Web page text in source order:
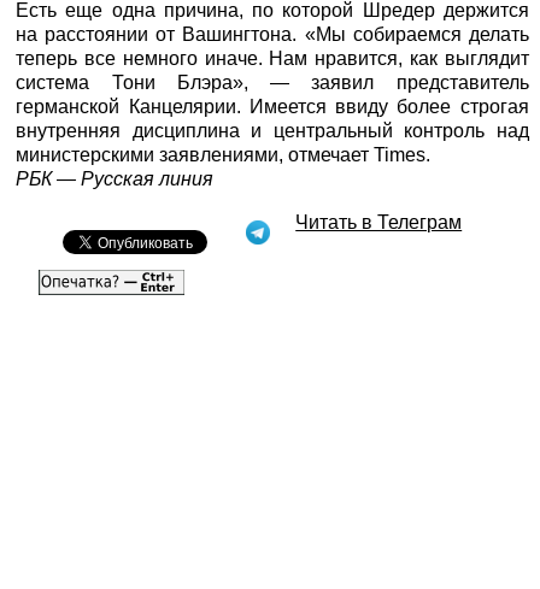
Есть еще одна причина, по которой Шредер держится
на расстоянии от Вашингтона. «Мы собираемся делать
теперь все немного иначе. Нам нравится, как выглядит
система Тони Блэра», — заявил представитель
германской Канцелярии. Имеется ввиду более строгая
внутренняя дисциплина и центральный контроль над
министерскими заявлениями, отмечает Times.
РБК—Русская линия
Читать в Телеграм